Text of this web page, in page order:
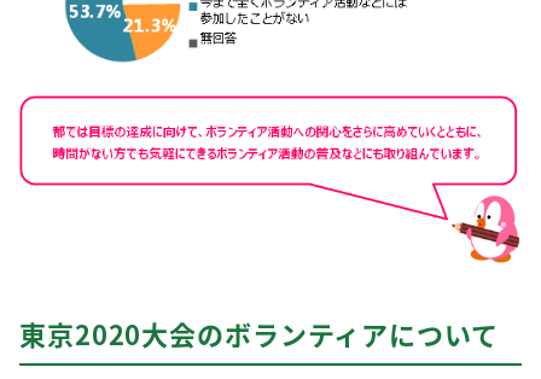
東京2020大会のボランティアについて